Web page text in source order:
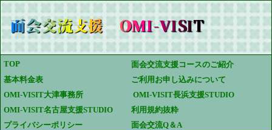
TOP
面会交流支援コースのご紹介
基本料金表
ご利用お申し込みについて
OMI-VISIT大津事務所
OMI-VISIT長浜支援STUDIO
OMI-VISIT名古屋支援STUDIO
利用規約抜粋
プライバシーポリシー
面会交流Q＆A